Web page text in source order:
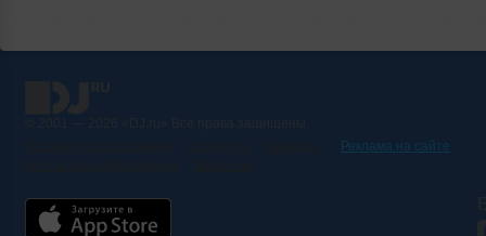
Реклама на сайте